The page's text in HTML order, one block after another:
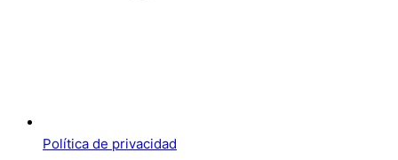
Política de privacidad